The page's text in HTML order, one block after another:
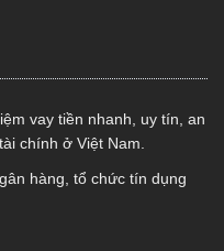
vay tiền nhanh, uy tín, an
chính ở Việt Nam.
hàng, tổ chức tín dụng